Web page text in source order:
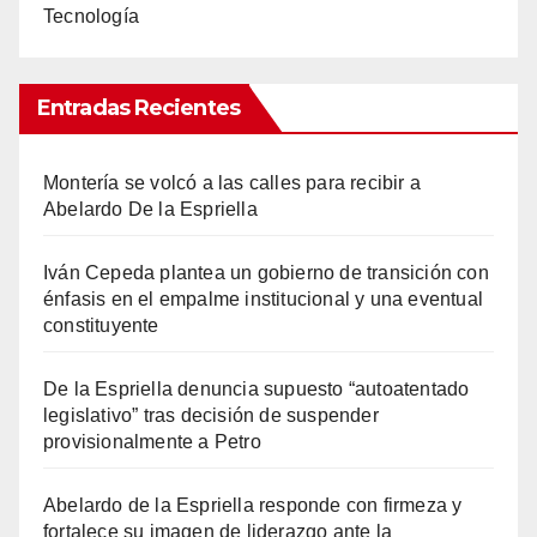
Tecnología
Entradas Recientes
Montería se volcó a las calles para recibir a
Abelardo De la Espriella
Iván Cepeda plantea un gobierno de transición con
énfasis en el empalme institucional y una eventual
constituyente
De la Espriella denuncia supuesto “autoatentado
legislativo” tras decisión de suspender
provisionalmente a Petro
Abelardo de la Espriella responde con firmeza y
fortalece su imagen de liderazgo ante la